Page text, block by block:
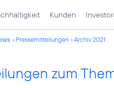
Kunden
Pressemitteilungen Archiv 2021
zum